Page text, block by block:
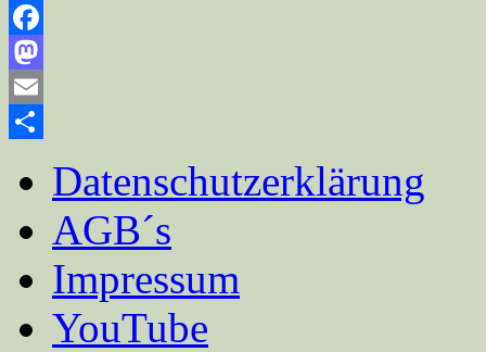
Facebook
Mastodon
Email
Datenschutzerklärung
AGB´s
Impressum
YouTube